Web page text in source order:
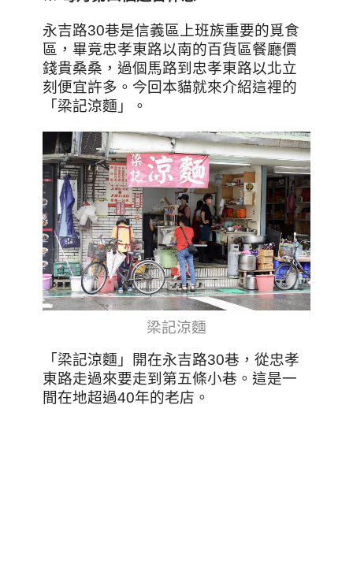
永吉路30巷是信義區上班族重要的覓食
區，畢竟忠孝東路以南的百貨區餐廳價
錢貴桑桑，過個馬路到忠孝東路以北立
刻便宜許多。今回本貓就來介紹這裡的
「梁記涼麵」。
梁記涼麵
「梁記涼麵」開在永吉路30巷，從忠孝
東路走過來要走到第五條小巷。這是一
間在地超過40年的老店。